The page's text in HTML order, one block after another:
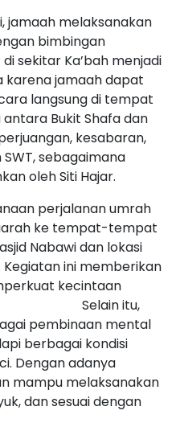
jamaah melaksanakan
bimbingan
sekitar Ka’bah menjadi
karena jamaah dapat
langsung di tempat
antara Bukit Shafa dan
kesabaran,
sebagaimana
oleh Siti Hajar.
perjalanan umrah
ke tempat-tempat
Nabawi dan lokasi
Kegiatan ini memberikan
kecintaan
Selain itu,
pembinaan mental
berbagai kondisi
Dengan adanya
mampu melaksanakan
dan sesuai dengan